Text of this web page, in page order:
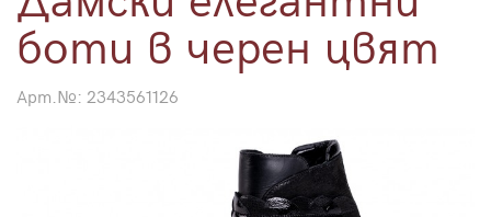
боти в черен цвят
Арт.№: 2343561126